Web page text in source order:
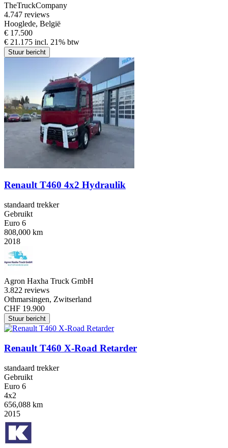
TheTruckCompany
4.747 reviews
Hooglede, België
€ 17.500
€ 21.175 incl. 21% btw
Stuur bericht
Renault T460 4x2 Hydraulik
standaard trekker
Gebruikt
Euro 6
808,000 km
2018
Agron Haxha Truck GmbH
3.822 reviews
Othmarsingen, Zwitserland
CHF 19.900
Stuur bericht
Renault T460 X-Road Retarder
standaard trekker
Gebruikt
Euro 6
4x2
656,088 km
2015